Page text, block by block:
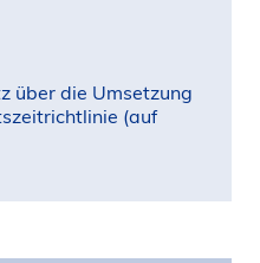
über die Umsetzung
(auf